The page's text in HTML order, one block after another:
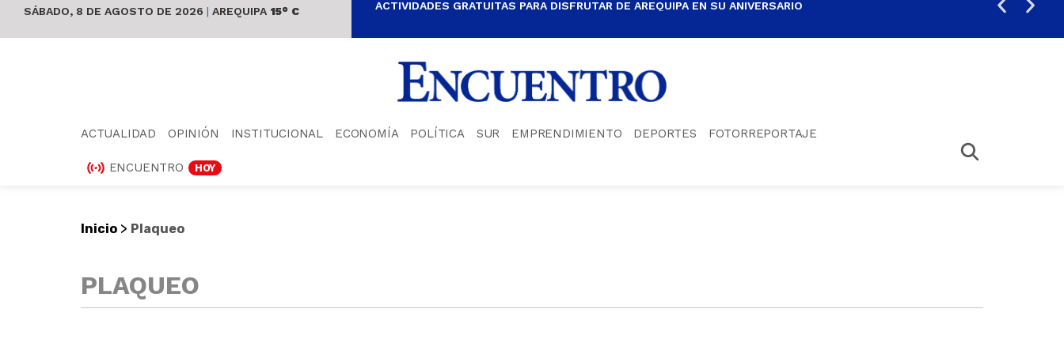
SÁBADO, 8 DE AGOSTO DE 2026 | AREQUIPA 15° C ACTIVIDADES GRATUITAS PARA DISFRUTAR DE AREQUIPA EN SU ANIVERSARIO
ACTUALIDAD OPINIÓN INSTITUCIONAL ECONOMÍA POLÍTICA SUR EMPRENDIMIENTO DEPORTES FOTORREPORTAJE
ENCUENTRO HOY
Inicio > Plaqueo
PLAQUEO